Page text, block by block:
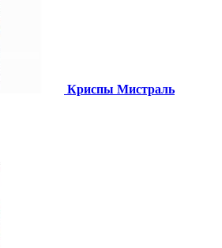
Криспы Мистраль